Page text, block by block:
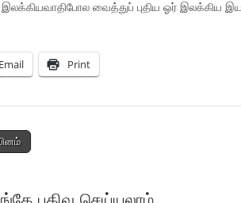
வைத்துப் புதிய ஓர் இலக்கிய
Email Print